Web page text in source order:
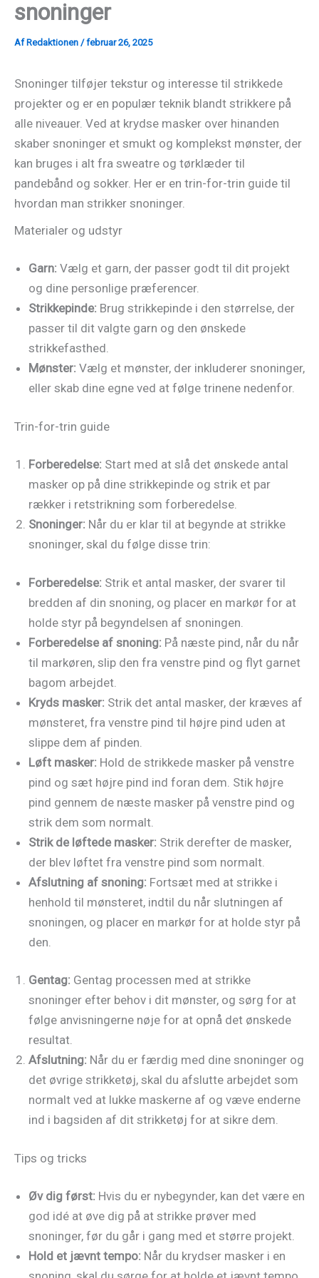
snoninger
Af Redaktionen /februar 26, 2025
Snoninger tilføjer tekstur og interesse til strikkede
projekter og er en populær teknik blandt strikkere på
alle niveauer. Ved at krydse masker over hinanden
skaber snoninger et smukt og komplekst mønster, der
kan bruges i alt fra sweatre og tørklæder til
pandebånd og sokker. Her er en trin-for-trin guide til
hvordan man strikker snoninger.
Materialer og udstyr
Garn: Vælg et garn, der passer godt til dit projekt
og dine personlige præferencer.
Strikkepinde: Brug strikkepinde i den størrelse, der
passer til dit valgte garn og den ønskede
strikkefasthed.
Mønster: Vælg et mønster, der inkluderer snoninger,
eller skab dine egne ved at følge trinene nedenfor.
Trin-for-trin guide
Forberedelse: Start med at slå det ønskede antal
masker op på dine strikkepinde og strik et par
rækker i retstrikning som forberedelse.
Snoninger: Når du er klar til at begynde at strikke
snoninger, skal du følge disse trin:
Forberedelse: Strik et antal masker, der svarer til
bredden af din snoning, og placer en markør for at
holde styr på begyndelsen af snoningen.
Forberedelse af snoning: På næste pind, når du når
til markøren, slip den fra venstre pind og flyt garnet
bagom arbejdet.
Kryds masker: Strik det antal masker, der kræves af
mønsteret, fra venstre pind til højre pind uden at
slippe dem af pinden.
Løft masker: Hold de strikkede masker på venstre
pind og sæt højre pind ind foran dem. Stik højre
pind gennem de næste masker på venstre pind og
strik dem som normalt.
Strik de løftede masker: Strik derefter de masker,
der blev løftet fra venstre pind som normalt.
Afslutning af snoning: Fortsæt med at strikke i
henhold til mønsteret, indtil du når slutningen af
snoningen, og placer en markør for at holde styr på
den.
Gentag: Gentag processen med at strikke
snoninger efter behov i dit mønster, og sørg for at
følge anvisningerne nøje for at opnå det ønskede
resultat.
Afslutning: Når du er færdig med dine snoninger og
det øvrige strikketøj, skal du afslutte arbejdet som
normalt ved at lukke maskerne af og væve enderne
ind i bagsiden af dit strikketøj for at sikre dem.
Tips og tricks
Øv dig først: Hvis du er nybegynder, kan det være en
god idé at øve dig på at strikke prøver med
snoninger, før du går i gang med et større projekt.
Hold et jævnt tempo: Når du krydser masker i en